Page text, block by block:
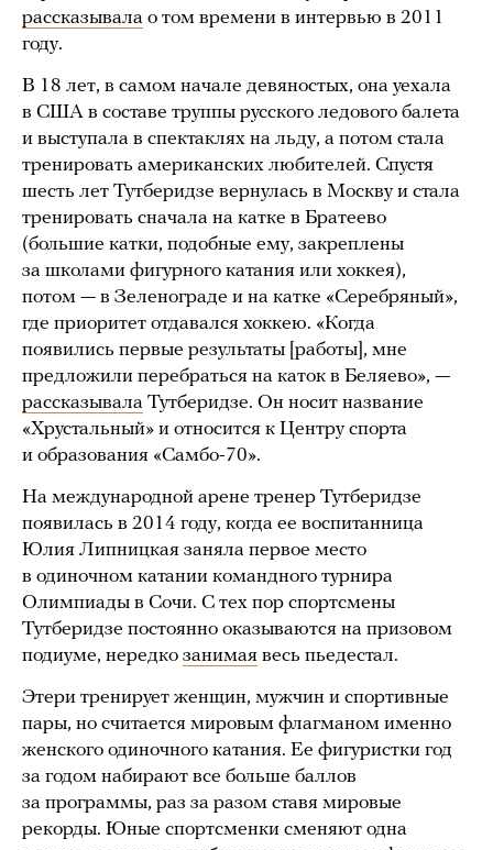
рассказывала о том времени в интервью в 2011
году.
В 18 лет, в самом начале девяностых, она уехала
в США в составе труппы русского ледового балета
и выступала в спектаклях на льду, а потом стала
тренировать американских любителей. Спустя
шесть лет Тутберидзе вернулась в Москву и стала
тренировать сначала на катке в Братеево
(большие катки, подобные ему, закреплены
за школами фигурного катания или хоккея),
потом — в Зеленограде и на катке «Серебряный»,
где приоритет отдавался хоккею. «Когда
появились первые результаты [работы], мне
предложили перебраться на каток в Беляево», —
рассказывала Тутберидзе. Он носит название
«Хрустальный» и относится к Центру спорта
и образования «Самбо-70».
На международной арене тренер Тутберидзе
появилась в 2014 году, когда ее воспитанница
Юлия Липницкая заняла первое место
в одиночном катании командного турнира
Олимпиады в Сочи. С тех пор спортсмены
Тутберидзе постоянно оказываются на призовом
подиуме, нередко занимая весь пьедестал.
Этери тренирует женщин, мужчин и спортивные
пары, но считается мировым флагманом именно
женского одиночного катания. Ее фигуристки год
за годом набирают все больше баллов
за программы, раз за разом ставя мировые
рекорды. Юные спортсменки сменяют одна